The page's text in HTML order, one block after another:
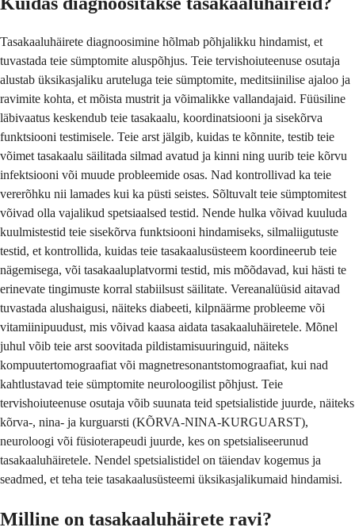
Tasakaaluhäirete diagnoosimine hõlmab põhjalikku hindamist, et
tuvastada teie sümptomite aluspõhjus. Teie tervishoiuteenuse osutaja
alustab üksikasjaliku aruteluga teie sümptomite, meditsiinilise ajaloo ja
ravimite kohta, et mõista mustrit ja võimalikke vallandajaid. Füüsiline
läbivaatus keskendub teie tasakaalu, koordinatsiooni ja sisekõrva
funktsiooni testimisele. Teie arst jälgib, kuidas te kõnnite, testib teie
võimet tasakaalu säilitada silmad avatud ja kinni ning uurib teie kõrvu
infektsiooni või muude probleemide osas. Nad kontrollivad ka teie
vererõhku nii lamades kui ka püsti seistes. Sõltuvalt teie sümptomitest
võivad olla vajalikud spetsiaalsed testid. Nende hulka võivad kuuluda
kuulmistestid teie sisekõrva funktsiooni hindamiseks, silmaliigutuste
testid, et kontrollida, kuidas teie tasakaalusüsteem koordineerub teie
nägemisega, või tasakaaluplatvormi testid, mis mõõdavad, kui hästi te
erinevate tingimuste korral stabiilsust säilitate. Vereanalüüsid aitavad
tuvastada alushaigusi, näiteks diabeeti, kilpnäärme probleeme või
vitamiinipuudust, mis võivad kaasa aidata tasakaaluhäiretele. Mõnel
juhul võib teie arst soovitada pildistamisuuringuid, näiteks
kompuutertomograafiat või magnetresonantstomograafiat, kui nad
kahtlustavad teie sümptomite neuroloogilist põhjust. Teie
tervishoiuteenuse osutaja võib suunata teid spetsialistide juurde, näiteks
kõrva-, nina- ja kurguarsti (KÕRVA-NINA-KURGUARST),
neuroloogi või füsioterapeudi juurde, kes on spetsialiseerunud
tasakaaluhäiretele. Nendel spetsialistidel on täiendav kogemus ja
seadmed, et teha teie tasakaalusüsteemi üksikasjalikumaid hindamisi.
Milline on tasakaaluhäirete ravi?